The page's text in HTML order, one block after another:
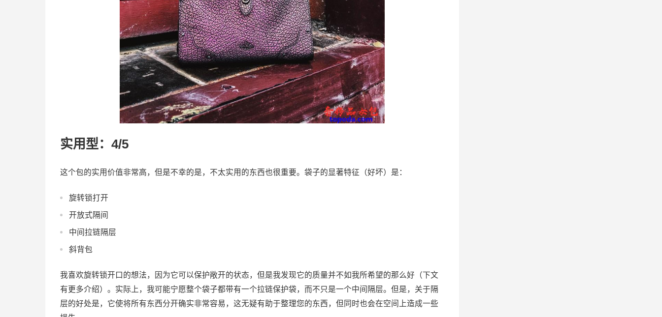
实用型：4/5
这个包的实用价值非常高，但是不幸的是，不太实用的东西也很重要。袋子的显著特征（好坏）是：
旋转锁打开
开放式隔间
中间拉链隔层
斜背包
我喜欢旋转锁开口的想法，因为它可以保护敞开的状态，但是我发现它的质量并不如我所希望的那么好（下文
有更多介绍）。实际上，我可能宁愿整个袋子都带有一个拉链保护袋，而不只是一个中间隔层。但是，关于隔
层的好处是，它使将所有东西分开确实非常容易，这无疑有助于整理您的东西，但同时也会在空间上造成一些